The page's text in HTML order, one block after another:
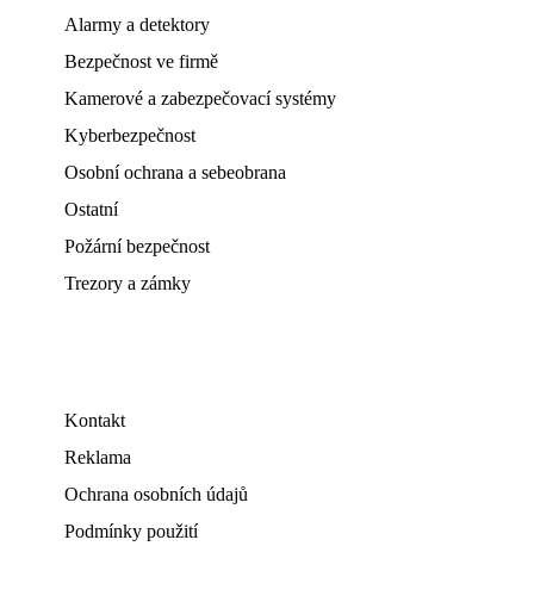
Alarmy a detektory
Bezpečnost ve firmě
Kamerové a zabezpečovací systémy
Kyberbezpečnost
Osobní ochrana a sebeobrana
Ostatní
Požární bezpečnost
Trezory a zámky
Kontakt
Reklama
Ochrana osobních údajů
Podmínky použití